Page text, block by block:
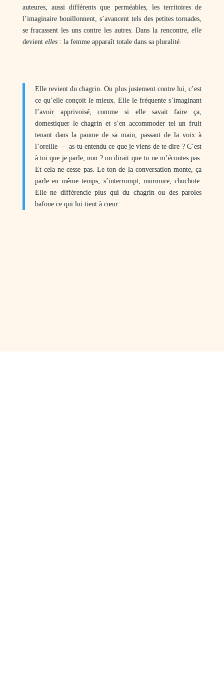
auteures, aussi différents que perméables, les territoires de
l’imaginaire bouillonnent, s’avancent tels des petites tornades,
se fracassent les uns contre les autres. Dans la rencontre,elle
devient elles: la femme apparaît totale dans sa pluralité.
Elle revient du chagrin. Ou plus justement contre lui, c’est
ce qu’elle conçoit le mieux. Elle le fréquente s’imaginant
l’avoir apprivoisé, comme si elle savait faire ça,
domestiquer le chagrin et s’en accommoder tel un fruit
tenant dans la paume de sa main, passant de la voix à
l’oreille — as-tu entendu ce que je viens de te dire ? C’est
à toi que je parle, non ? on dirait que tu ne m’écoutes pas.
Et cela ne cesse pas. Le ton de la conversation monte, ça
parle en même temps, s’interrompt, murmure, chuchote.
Elle ne différencie plus qui du chagrin ou des paroles
bafoue ce qui lui tient à cœur.